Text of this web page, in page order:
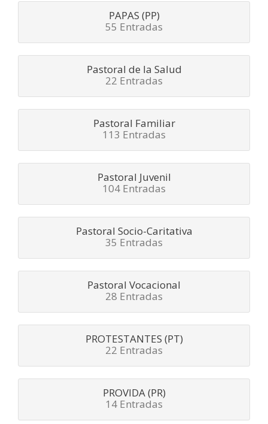
PAPAS (PP)
55 Entradas
Pastoral de la Salud
22 Entradas
Pastoral Familiar
113 Entradas
Pastoral Juvenil
104 Entradas
Pastoral Socio-Caritativa
35 Entradas
Pastoral Vocacional
28 Entradas
PROTESTANTES (PT)
22 Entradas
PROVIDA (PR)
14 Entradas